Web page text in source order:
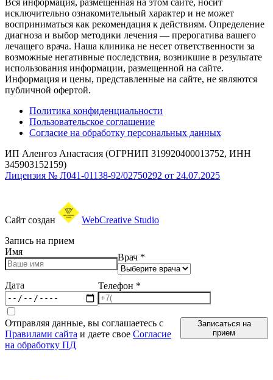
Вся информация, размещенная на этом сайте, носит
исключительно ознакомительный характер и не может
восприниматься как рекомендация к действиям. Определение
диагноза и выбор методики лечения — прерогатива вашего
лечащего врача. Наша клиника не несет ответственности за
возможные негативные последствия, возникшие в результате
использования информации, размещенной на сайте.
Информация и цены, представленные на сайте, не являются
публичной офертой.
Политика конфиденциальности
Пользовательское соглашение
Согласие на обработку персональных данных
ИП Аленгоз Анастасия (ОГРНИП 319920400013752, ИНН
345903152159)
Лицензия № Л041-01138-92/02750292 от 24.07.2025
Сайт создан
WebCreative Studio
Запись на прием
Имя
Врач *
Дата Телефон *
Отправляя данные, вы соглашаетесь с
Правилами сайта и даете свое Согласие
на обработку ПД
Записаться на
прием